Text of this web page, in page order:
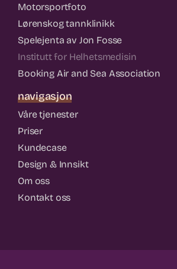
Motorsportfoto
Lørenskog tannklinikk
Spelejenta av Jon Fosse
Institutt for Helhetsmedisin
Booking Air and Sea Association
navigasjon
Våre tjenester
Priser
Kundecase
Design & Innsikt
Om oss
Kontakt oss